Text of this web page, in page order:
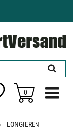
0 Menü
LONGIEREN